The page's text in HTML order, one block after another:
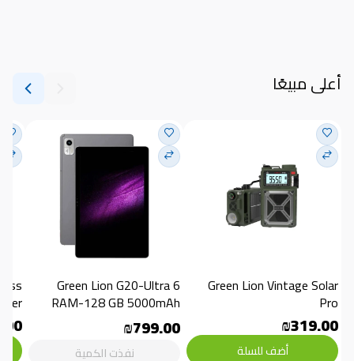
أعلى مبيعًا
Pro
₪319.00
أضف للسلة
RAM-128 GB 5000mAh
₪799.00
نفذت الكمية